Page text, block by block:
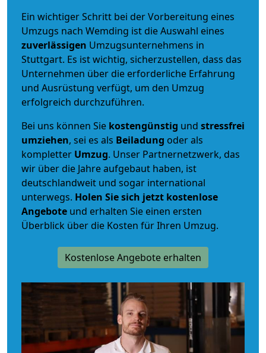
Ein wichtiger Schritt bei der Vorbereitung eines
Umzugs nach Wemding ist die Auswahl eines
zuverlässigen Umzugsunternehmens in
Stuttgart. Es ist wichtig, sicherzustellen, dass das
Unternehmen über die erforderliche Erfahrung
und Ausrüstung verfügt, um den Umzug
erfolgreich durchzuführen.
Bei uns können Sie kostengünstig und stressfrei
umziehen, sei es als Beiladung oder als
kompletter Umzug. Unser Partnernetzwerk, das
wir über die Jahre aufgebaut haben, ist
deutschlandweit und sogar international
unterwegs. Holen Sie sich jetzt kostenlose
Angebote und erhalten Sie einen ersten
Überblick über die Kosten für Ihren Umzug.
Kostenlose Angebote erhalten